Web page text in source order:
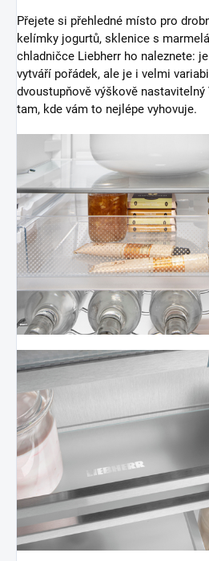
Přejete si přehledné místo pro
kelímky jogurtů, sklenice s
chladničce Liebherr ho naleznete:
vytváří pořádek, ale je i velmi
dvoustupňově výškově
tam, kde vám to nejlépe vyhovuje.